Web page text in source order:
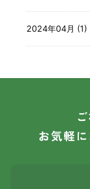
2024年04月 (1)